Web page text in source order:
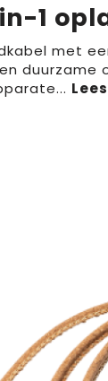
in-1
met
duurzame
...